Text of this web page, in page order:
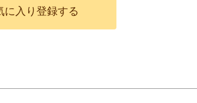
に入り登録する